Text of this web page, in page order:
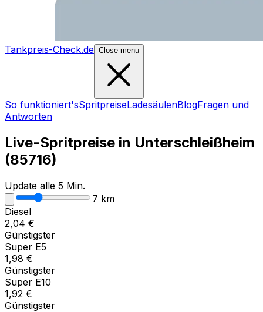
Tankpreis-Check.de Close menu
So funktioniert'sSpritpreiseLadesäulenBlogFragen und
Antworten
Live-Spritpreise in Unterschleißheim
(85716)
Update alle 5 Min.
7 km
Diesel
2,04 €
Günstigster
Super E5
1,98 €
Günstigster
Super E10
1,92 €
Günstigster